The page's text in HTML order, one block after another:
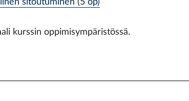
sitoutuminen (5 op)
kurssin oppimisympäristössä.